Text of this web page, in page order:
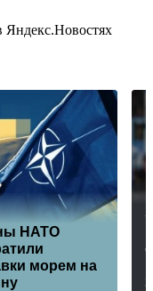
НАТО
морем на